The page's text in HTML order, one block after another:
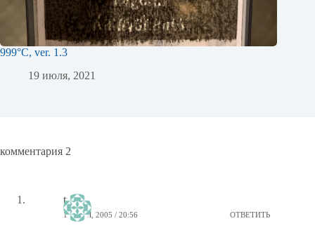
999°C, ver. 1.3
19 июля, 2021
комментария 2
treks
19 МАЯ, 2005 / 20:56 ОТВЕТИТЬ